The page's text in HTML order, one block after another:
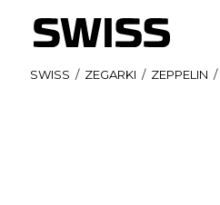
SWISS / ZEGARKI / ZEPPELIN /